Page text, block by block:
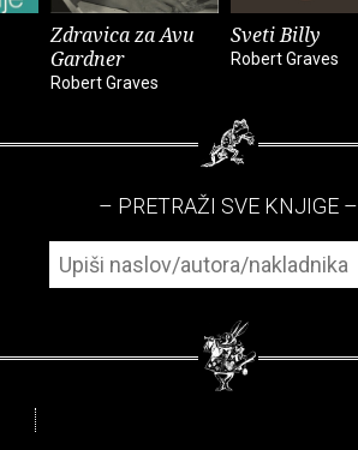
Zdravica za Avu
Gardner
Robert Graves
Sveti Billy
Robert Graves
– PRETRAŽI SVE KNJIGE –